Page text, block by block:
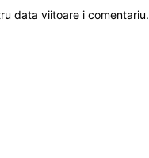
data viitoare i comentariu.